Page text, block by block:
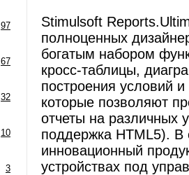
97
67
32
10
3
Stimulsoft
полноценных
богатым набором
кросс-таблицы,
построения условий
которые позволяют
отчеты на различных
поддержка HTML5). В
инновационный
устройствах под